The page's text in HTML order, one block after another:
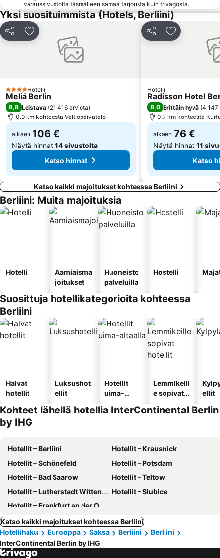
Wittenbergplatz
Zentraler Omnibusbahnhof Berlin ZOB
Zoologischer Garten Metro Station
Bahnhof Hackescher Markt
S-Bahnhof Ostkreuz
Baumschulenweg
Legoland Discovery Centre Berlin
Steglitz
Waldbühne
varaussivustolta täsmälleen samaa tarjousta kuin trivagosta.
Yksi suosituimmista (Hotels, Berliini)
Jaa Lisää suosikkeihin
4 Tähtiluokitus
Hotelli
Meliá Berlin
8,8 Loistava (21 416 arviota)
0.9 km kohteesta Valtiopäivätalo
alkaen 106 €
Näytä hinnat 14 sivustolta
Katso hinnat
Jaa Lisää
Hotelli
Radisson Hotel
8,0 Erittäin hyvä (4 147
0.7 km kohteesta
alkaen 76 €
Näytä hinnat 11
Katso
Katso kaikki majoitukset kohteessa Berliini
Berliini: Muita majoituksia
Hotelli
Aamiaisma
joitukset
Huoneisto
palveluilla
Hostelli
Suosittuja hotellikategorioita kohteessa
Berliini
Halvat
hotellit
Luksushot
ellit
Hotellit
uima-
Lemmikeill
e sopivat
ellit
Kohteet lähellä hotellia InterContinental Berlin
by IHG
Hotellit – Berliini
Hotellit – Krausnick
Hotellit – Schönefeld
Hotellit – Potsdam
Hotellit – Bad Saarow
Hotellit – Teltow
Hotellit – Lutherstadt Wittenberg
Hotellit – Slubice
Hotellit – Frankfurt an der Oder
Katso kaikki majoitukset kohteessa Berliini
Hotellihaku
Eurooppa Saksa Berliini
Berliini
InterContinental Berlin by IHG